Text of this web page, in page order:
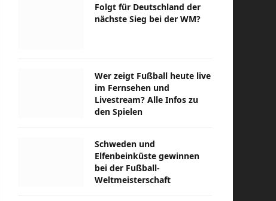
Folgt für Deutschland der
nächste Sieg bei der WM?
Wer zeigt Fußball heute live
im Fernsehen und
Livestream? Alle Infos zu
den Spielen
Schweden und
Elfenbeinküste gewinnen
bei der Fußball-
Weltmeisterschaft